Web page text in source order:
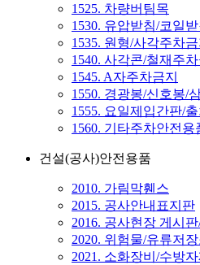
1525. 차량버팀목
1530. 유압받침/코일받
1535. 원형/사각주차
1540. 사각콘/철재주차
1545. A자주차금지
1550. 경광봉/신호봉/
1555. 요일제입간판/
1560. 기타주차안전용
건설(공사)안전용품
2010. 가림막휀스
2015. 공사안내표지판
2016. 공사현장 게시
2020. 위험물/유류저
2021. 소화장비/수방